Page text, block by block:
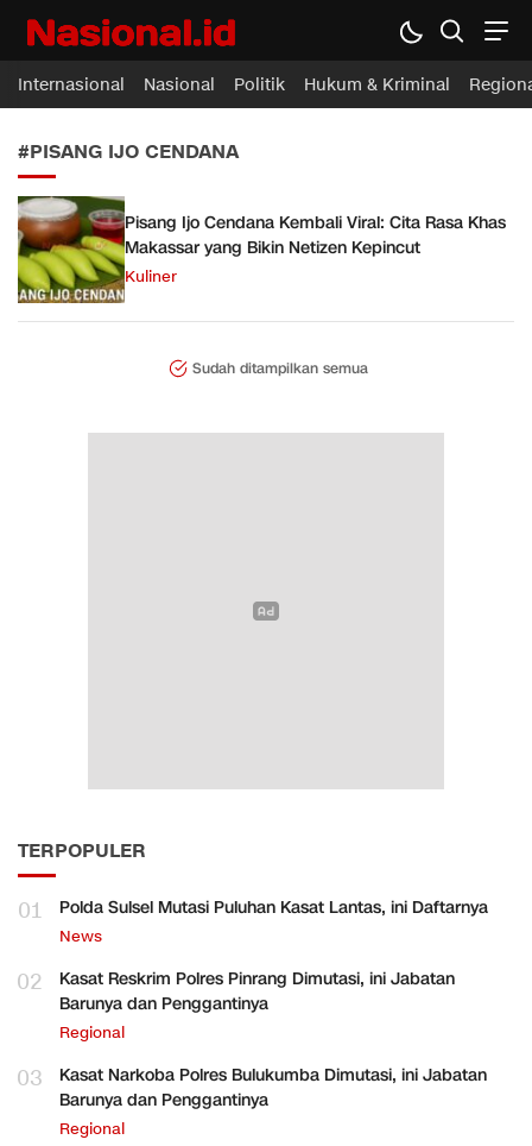
Nasional.id
Membawa Inspirasi Untuk Indonesia
Internasional Nasional Politik Hukum & Kriminal
#PISANG IJO CENDANA
Pisang Ijo Cendana Kembali Viral: Cita Rasa Khas
Makassar yang Bikin Netizen Kepincut
Kuliner
Sudah ditampilkan semua
TERPOPULER
01 Polda Sulsel Mutasi Puluhan Kasat Lantas, ini Daftarnya
News
02
Kasat Reskrim Polres Pinrang Dimutasi, ini Jabatan
Barunya dan Penggantinya
Regional
03
Kasat Narkoba Polres Bulukumba Dimutasi, ini Jabatan
Barunya dan Penggantinya
Regional